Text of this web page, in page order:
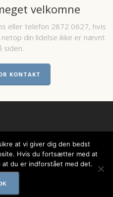
velkomne
eller telefon 2872 0627, hvis
din lidelse ikke er nævnt
siden.
KONTAKT
AKUPUNKTUR
at vi giver dig den bedst
Hvis du fortsætter med at
du er indforstået med det.